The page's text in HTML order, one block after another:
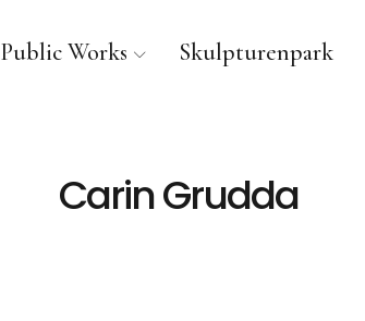
Public Works Skulpturenpark
Carin Grudda